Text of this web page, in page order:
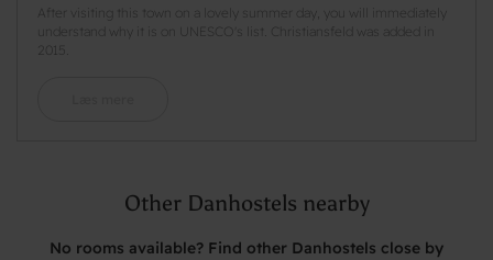
After visiting this town on a lovely summer day, you will immediately
understand why it is on UNESCO's list. Christiansfeld was added in
2015.
Other Danhostels nearby
No rooms available? Find other Danhostels close by